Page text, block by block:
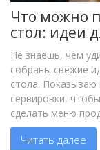
Что можно
стол: идеи
Не знаешь, чем
собраны свежие
стола.
сервировки,
сделать меню
компании. Советы
возиться с едой.
Читать далее